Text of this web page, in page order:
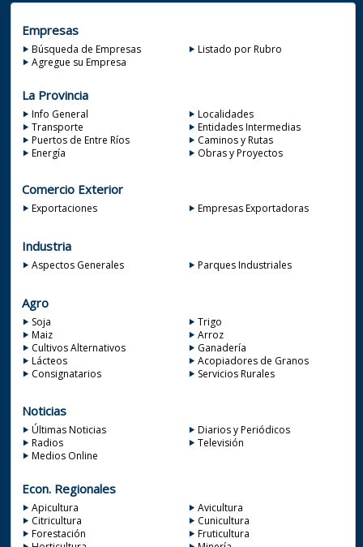
Empresas
Búsqueda de Empresas
Listado por Rubro
Agregue su Empresa
La Provincia
Info General
Localidades
Transporte
Entidades Intermedias
Puertos de Entre Ríos
Caminos y Rutas
Energía
Obras y Proyectos
Comercio Exterior
Exportaciones Empresas Exportadoras
Industria
Aspectos Generales Parques Industriales
Agro
Soja
Trigo
Maiz
Arroz
Cultivos Alternativos
Ganadería
Lácteos
Acopiadores de Granos
Consignatarios
Servicios Rurales
Noticias
Últimas Noticias
Diarios y Periódicos
Radios
Televisión
Medios Online
Econ. Regionales
Apicultura
Avicultura
Citricultura
Cunicultura
Forestación
Fruticultura